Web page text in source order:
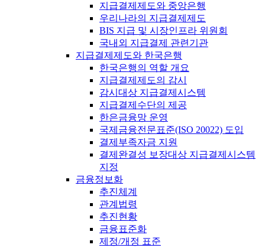
지급결제제도와 중앙은행
우리나라의 지급결제제도
BIS 지급 및 시장인프라 위원회
국내외 지급결제 관련기관
지급결제제도와 한국은행
한국은행의 역할 개요
지급결제제도의 감시
감시대상 지급결제시스템
지급결제수단의 제공
한은금융망 운영
국제금융전문표준(ISO 20022) 도입
결제부족자금 지원
결제완결성 보장대상 지급결제시스템
지정
금융정보화
추진체계
관계법령
추진현황
금융표준화
제정/개정 표준